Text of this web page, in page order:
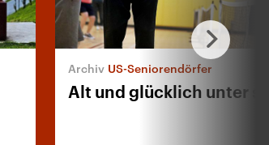
US-Seniorendörfer
Alt und glücklich unter